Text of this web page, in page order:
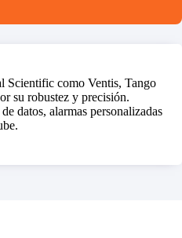
Scientific como Ventis, Tango
su robustez y precisión.
datos, alarmas personalizadas